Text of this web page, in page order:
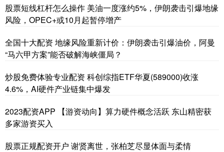
股票短线杠杆怎么操作 美油一度涨约5%，伊朗袭击引爆地缘
风险，OPEC+或10月起暂停增产
全国十大配资 地缘风险重新计价：伊朗袭击引爆油价，阿曼
“马六甲方案”能否破解海峡僵局？
炒股免费体验专业配资 科创综指ETF华夏(589000)收涨
4.6%，AI硬件产业链集中爆发
2023配资APP 【游资动向】算力硬件概念活跃 东山精密获
多家游资买入
股票正规配资开户 谢贤离世，张柏芝尽显体面与柔情